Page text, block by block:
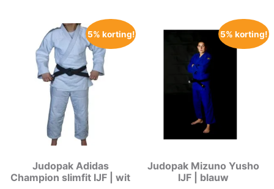
5% korting!
Judopak Adidas
Champion slimfit IJF | wit
5% korting!
Judopak Mizuno Yusho
IJF | blauw